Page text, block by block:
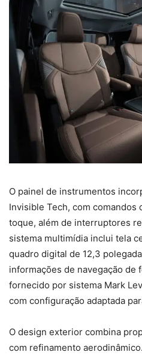
O painel de instrumentos
Invisible Tech, com comandos
toque, além de interruptores
sistema multimídia inclui tela
quadro digital de 12,3
informações de navegação de
fornecido por sistema Mark
com configuração adaptada
O design exterior combina
com refinamento